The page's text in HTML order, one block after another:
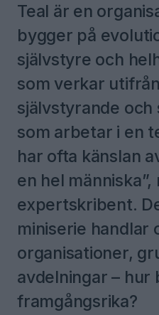
Teal är en
bygger på
självstyre och
som verkar
självstyrande
som arbetar i en
har ofta känslan
en hel
expertskribent.
miniserie handlar
organisationer,
avdelningar – hur
framgångsrika?